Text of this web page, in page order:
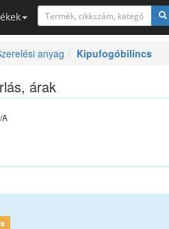
anyag Kipufogóbilincs
árak
A